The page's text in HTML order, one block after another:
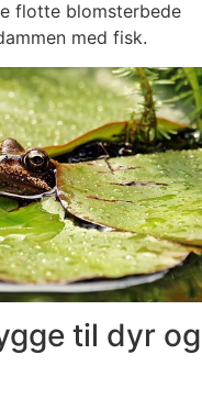
flotte blomsterbede
med fisk.
til dyr og